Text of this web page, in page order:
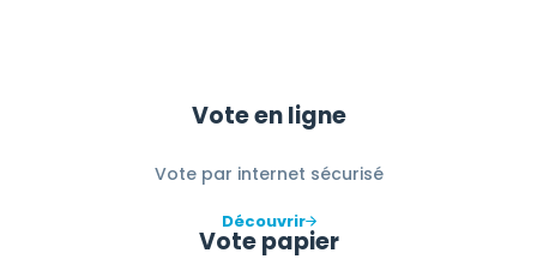
Vote en ligne
Vote par internet sécurisé
Découvrir
Vote papier